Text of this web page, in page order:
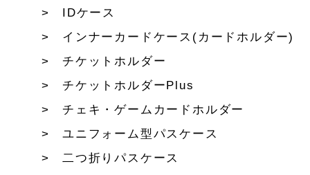
IDケース
インナーカードケース(カードホルダー)
チケットホルダー
チケットホルダーPlus
チェキ・ゲームカードホルダー
ユニフォーム型パスケース
二つ折りパスケース